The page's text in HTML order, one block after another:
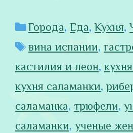
Рубрики
Города,Еда,Кухня,
Метки
вина испании,
кастилия и леон,
кухня саламанки,
саламанка, трюфели,
саламанки, ученые